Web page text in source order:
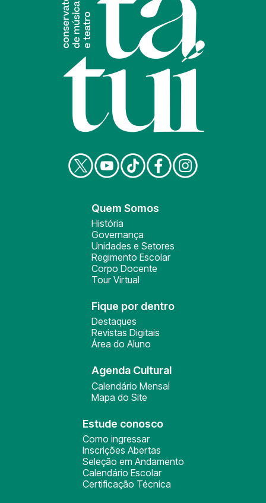
Quem Somos
História
Governança
Unidades e Setores
Regimento Escolar
Corpo Docente
Tour Virtual
Fique por dentro
Destaques
Revistas Digitais
Área do Aluno
Agenda Cultural
Calendário Mensal
Mapa do Site
Estude conosco
Como ingressar
Inscrições Abertas
Seleção em Andamento
Calendário Escolar
Certificação Técnica